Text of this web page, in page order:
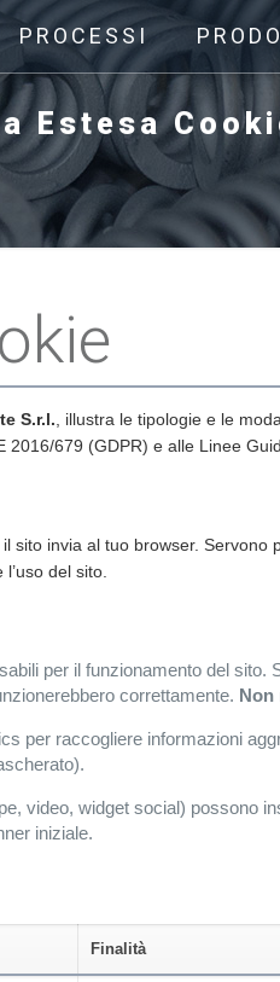
PROCESSI
Estesa
S.r.l. , illustra le tipologie e le
679 (GDPR) e alle Linee
sito invia al tuo browser.
del sito.
per il funzionamento del
correttamente. Non
per raccogliere informazioni
video, widget social) possono
iniziale.
Finalità